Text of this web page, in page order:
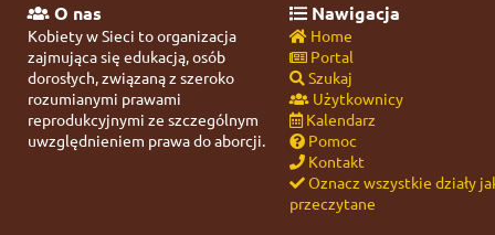
O nas
Kobiety w Sieci to organizacja
zajmująca się edukacją, osób
dorosłych, związaną z szeroko
rozumianymi prawami
reprodukcyjnymi ze szczególnym
uwzględnieniem prawa do aborcji.
Nawigacja
Home
Portal
Szukaj
Użytkownicy
Kalendarz
Pomoc
Kontakt
Oznacz wszystkie działy
przeczytane